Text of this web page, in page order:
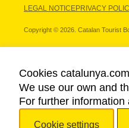
LEGAL NOTICEPRIVACY
Copyright © 2026. Catalan Tourist
OUR PARTNERS
Cookies catalunya.com
We use our own and
For further
Cookie settings